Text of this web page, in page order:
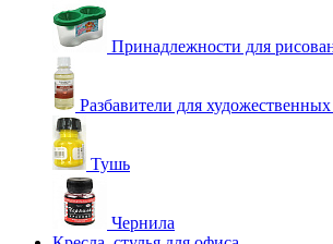
Принадлежности для
Разбавители для
Тушь
Чернила